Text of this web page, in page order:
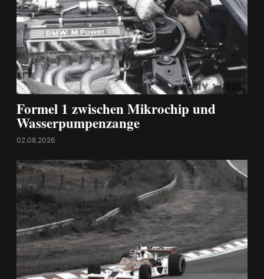
Formel 1 zwischen Mikrochip und
Wasserpumpenzange
02.08.2026